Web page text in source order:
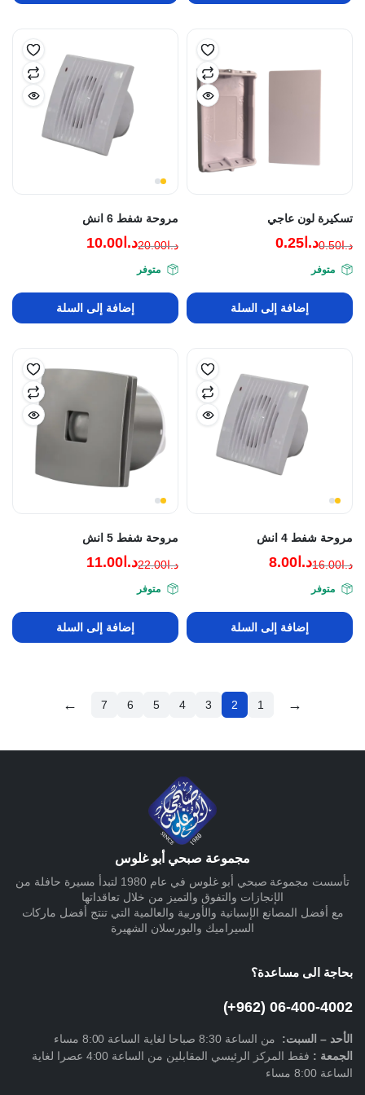
تسكيرة لون عاجي
د.ا0.50
السعر
الأصلي
هو:
د.ا0.50.
د.ا 0.25
السعر
الحالي
هو:
د.ا0.25.
متوفر
إضافة إلى السلة
مروحة شفط 6 انش
د.ا20.00
السعر
الأصلي
هو:
د.ا20.00.
د.ا 10.00
السعر
الحالي
هو:
د.ا10.00.
متوفر
إضافة إلى السلة
مروحة شفط 4 انش
د.ا16.00
السعر
الأصلي
هو:
د.ا16.00.
د.ا 8.00
السعر
الحالي
هو:
د.ا8.00.
متوفر
إضافة إلى السلة
مروحة شفط 5 انش
د.ا22.00
السعر
الأصلي
هو:
د.ا22.00.
د.ا 11.00
السعر
الحالي
هو:
د.ا11.00.
متوفر
إضافة إلى السلة
→
1
2
3
4
5
6
7
←
مجموعة صبحي أبو غلوس
تأسست مجموعة صبحي أبو غلوس في عام 1980 لتبدأ مسيرة حافلة من
الإنجازات والتفوق والتميز من خلال تعاقداتها
مع أفضل المصانع الإسبانية والأوربية والعالمية التي تنتج أفضل ماركات
السيراميك والبورسلان الشهيرة
بحاجة الى مساعدة؟
06-400-4002 (962+)
الأحد – السبت: من الساعة 8:30 صباحا لغاية الساعة 8:00 مساء
الجمعة :
فقط المركز الرئيسي المقابلين من الساعة 4:00 عصرا لغاية
الساعة 8:00 مساء